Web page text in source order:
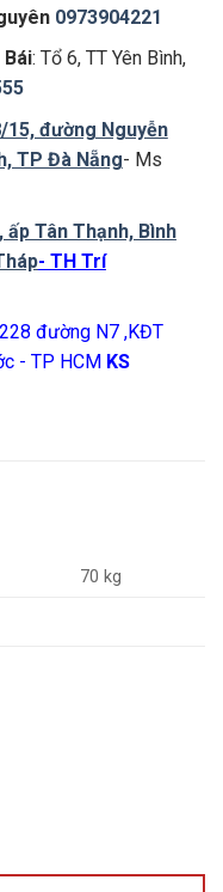
0973904221
Bái: Tổ 6, TT Yên Bình,
15, đường Nguyễn
TP Đà Nẵng- Ms
ấp Tân Thạnh, Bình
- TH Trí
đường N7 ,KĐT
- TP HCMKS
70 kg